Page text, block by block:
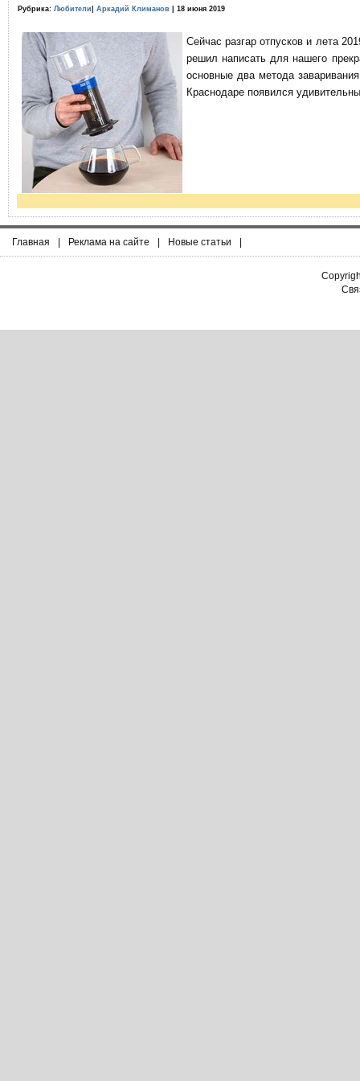
Рубрика: Любители Аркадий Климанов | 18 июня 2019
Сейчас разгар отпусков и лета
решил написать для нашего
основные два метода
Краснодаре появился
Главная | Реклама на сайте | Новые статьи |